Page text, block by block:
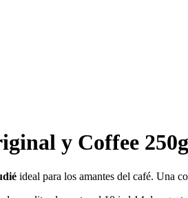
y Coffee
ideal para los amantes del café. Una